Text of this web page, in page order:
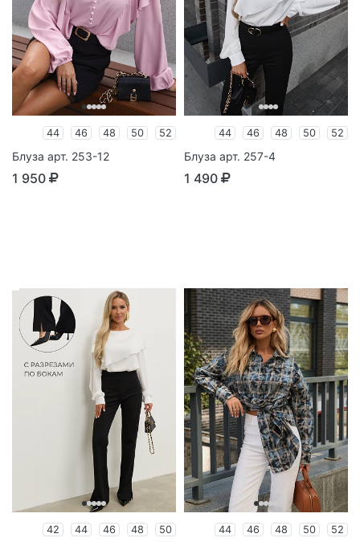
44 46 48 50 52
Блуза арт. 253-12
1 950
44 46 48 50 52
Блуза арт. 257-4
1 490
42 44 46 48
50
44 46 48 50 52